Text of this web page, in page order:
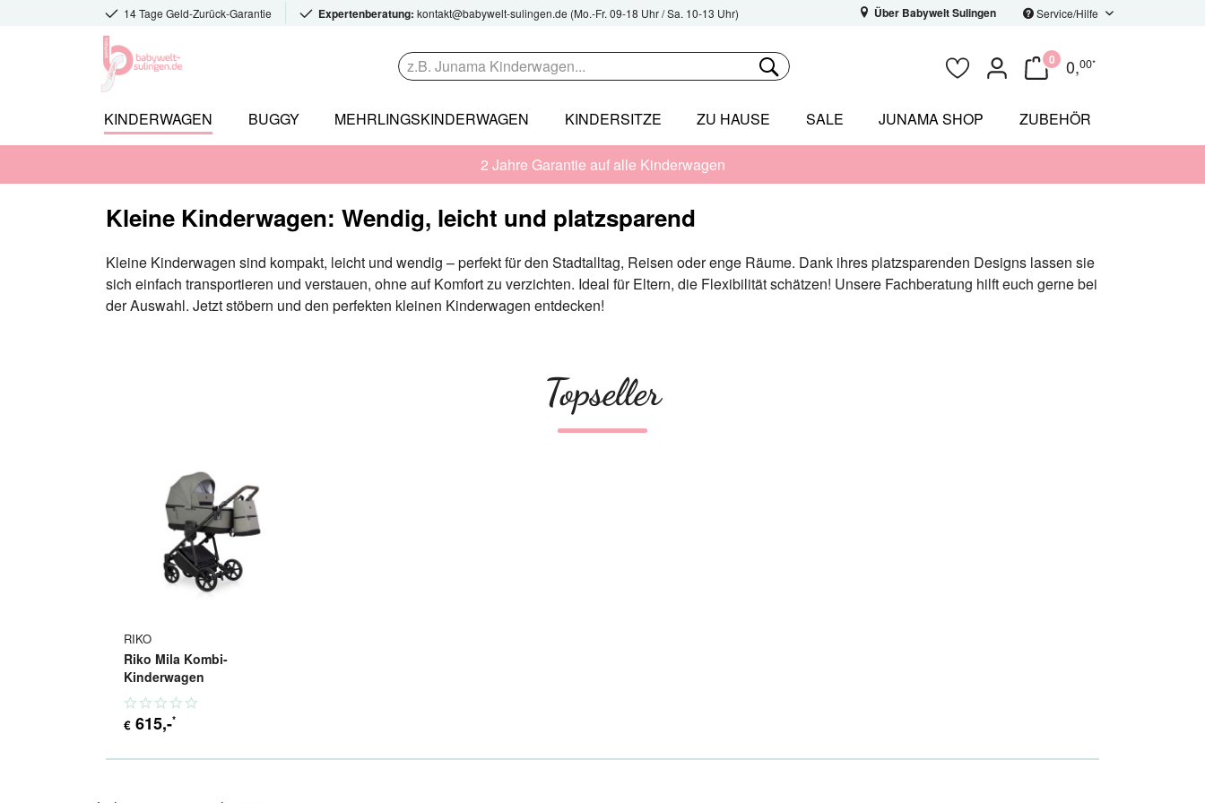
14 Tage Geld-Zurück-Garantie Expertenberatung: kontakt@babywelt-sulingen.de (Mo.-Fr. 09-18 Uhr / Sa. 10-13 Uhr) Über Babywelt Sulingen Service/Hilfe
0 0,00*
KINDERWAGEN BUGGY MEHRLINGSKINDERWAGEN KINDERSITZE ZU HAUSE SALE JUNAMA SHOP ZUBEHÖR
2 Jahre Garantie auf alle Kinderwagen
Kleine Kinderwagen: Wendig, leicht und platzsparend
Kleine Kinderwagen sind kompakt, leicht und wendig – perfekt für den Stadtalltag, Reisen oder enge Räume. Dank ihres platzsparenden Designs lassen sie
sich einfach transportieren und verstauen, ohne auf Komfort zu verzichten. Ideal für Eltern, die Flexibilität schätzen! Unsere Fachberatung hilft euch gerne bei
der Auswahl. Jetzt stöbern und den perfekten kleinen Kinderwagen entdecken!
Topseller
RIKO
Riko Mila Kombi-
Kinderwagen
€ 615,-*